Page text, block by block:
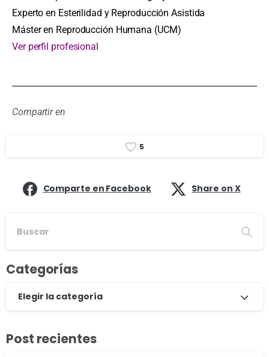
Experto en Esterilidad y Reproducción Asistida
Máster en Reproducción Humana (UCM)
Ver perfil profesional
Compartir en
5
Comparte en Facebook Share on X
Categorías
Elegir la categoría
Post recientes